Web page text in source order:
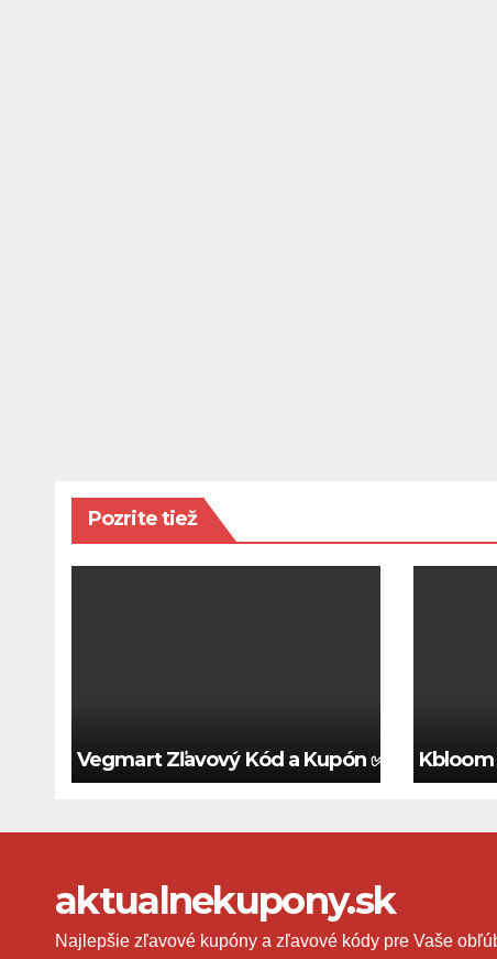
Pozrite tiež
Vegmart Zľavový Kód a Kupón ✅ PlatnýKbloom
aktualnekupony.sk
Najlepšie zľavové kupóny a zľavové kódy pre Vaše